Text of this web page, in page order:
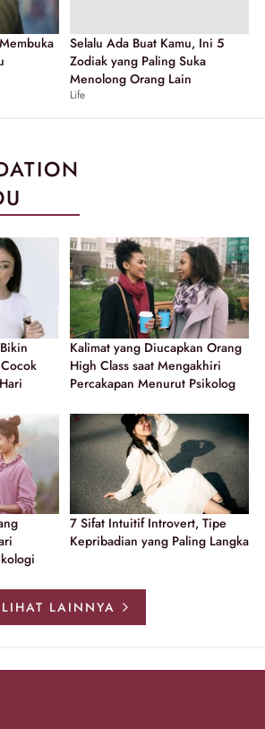
Selalu Ada Buat Kamu, Ini 5
Zodiak yang Paling Suka
Menolong Orang Lain
Life
Kalimat yang Diucapkan Orang
High Class saat Mengakhiri
Percakapan Menurut Psikolog
7 Sifat Intuitif Introvert, Tipe
Kepribadian yang Paling Langka
LIHAT LAINNYA